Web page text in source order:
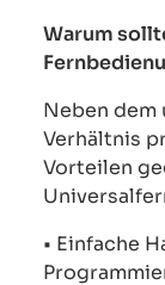
Warum
Neben dem
Verhältnis
Vorteilen
• Einfache